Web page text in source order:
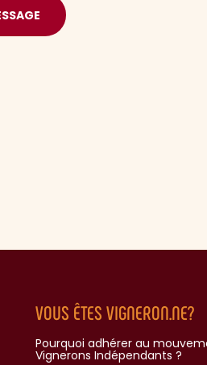
VOUS ÊTES VIGNERON.NE?
Pourquoi adhérer au
Vignerons Indépendants ?